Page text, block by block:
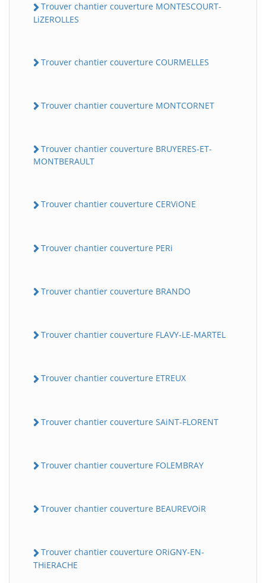
Trouver chantier couverture MONTESCOURT-
LiZEROLLES
Trouver chantier couverture COURMELLES
Trouver chantier couverture MONTCORNET
Trouver chantier couverture BRUYERES-ET-
MONTBERAULT
Trouver chantier couverture CERViONE
Trouver chantier couverture PERi
Trouver chantier couverture BRANDO
Trouver chantier couverture FLAVY-LE-MARTEL
Trouver chantier couverture ETREUX
Trouver chantier couverture SAiNT-FLORENT
Trouver chantier couverture FOLEMBRAY
Trouver chantier couverture BEAUREVOiR
Trouver chantier couverture ORiGNY-EN-
THiERACHE